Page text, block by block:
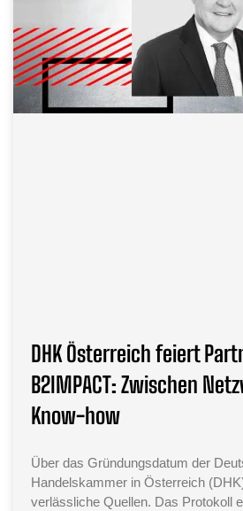
DHK Österreich feiert
B2IMPACT: Zwischen
Know-how
Über das Gründungsdatum der
Handelskammer in Österreich
verlässliche Quellen. Das Protokoll